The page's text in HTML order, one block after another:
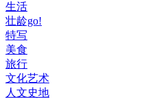
生活
壮龄go!
特写
美食
旅行
文化艺术
人文史地